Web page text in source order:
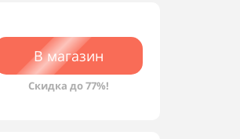
В магазин
Скидка до 77%!